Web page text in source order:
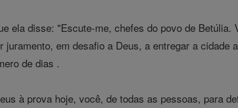
ela disse: "Escute-me, chefes do povo de
em desafio a Deus, a entregar a
de dias .
à prova hoje, você, de todas as pessoas, para